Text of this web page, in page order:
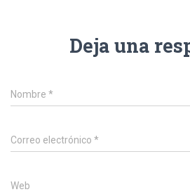
Deja una
Nombre *
Correo electrónico *
Web